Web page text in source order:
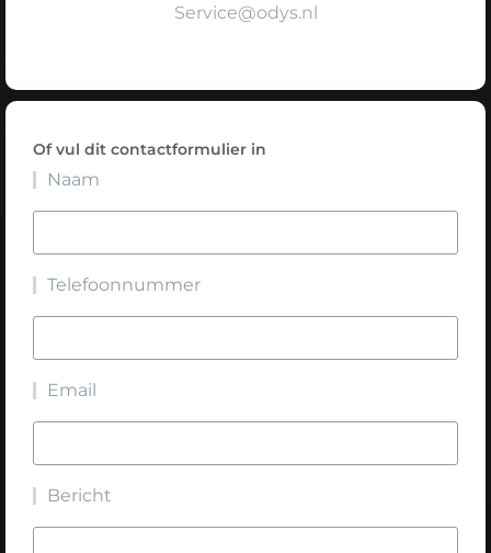
Service@odys.nl
Of vul dit contactformulier in
Naam
Telefoonnummer
Email
Bericht